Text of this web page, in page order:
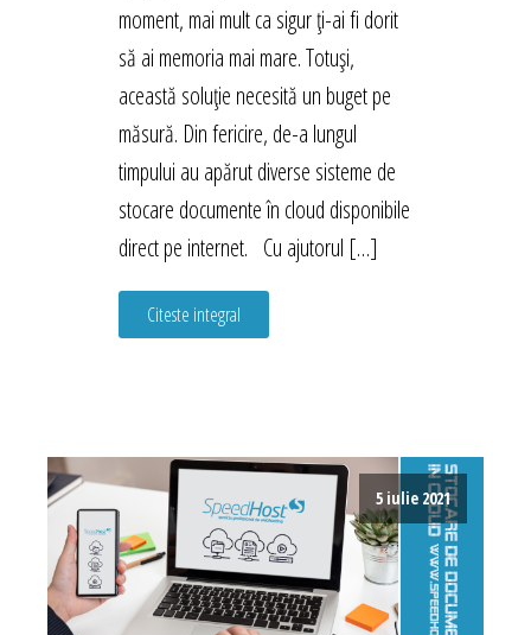
moment, mai mult ca sigur ți-ai fi dorit
să ai memoria mai mare. Totuși,
această soluție necesită un buget pe
măsură. Din fericire, de-a lungul
timpului au apărut diverse sisteme de
stocare documente în cloud disponibile
direct pe internet. Cu ajutorul […]
Citeste integral
5 iulie 2021